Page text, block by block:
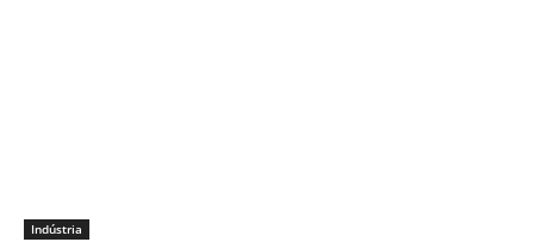
Indústria